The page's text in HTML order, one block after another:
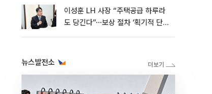
이성훈 LH 사장 “주택공급 하루라
도 당긴다”⋯보상 절차 ‘획기적 단
뉴스발전소